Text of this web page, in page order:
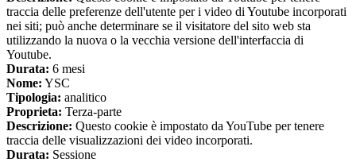
traccia delle preferenze dell'utente per i video di Youtube incorporati
nei siti; può anche determinare se il visitatore del sito web sta
utilizzando la nuova o la vecchia versione dell'interfaccia di
Youtube.
Durata: 6 mesi
Nome: YSC
Tipologia: analitico
Proprieta: Terza-parte
Descrizione: Questo cookie è impostato da YouTube per tenere
traccia delle visualizzazioni dei video incorporati.
Durata: Sessione